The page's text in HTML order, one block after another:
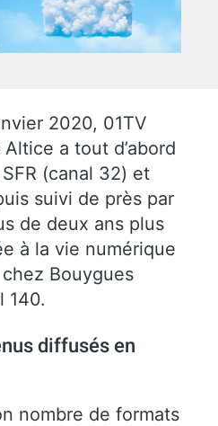
2020, 01TV
a tout d’abord
(canal 32) et
suivi de près par
de deux ans plus
à la vie numérique
Bouygues
140.
diffusés en
nombre de formats